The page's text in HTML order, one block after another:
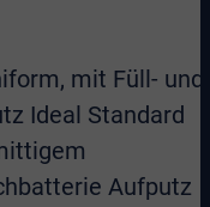
mit Füll- und
Ideal Standard
Aufputz